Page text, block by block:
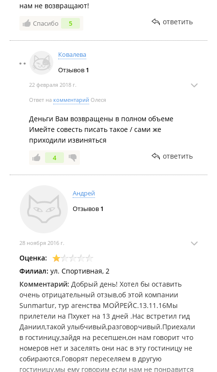
нам не возвращают!
Спасибо 5 ответить
Ковалева
Отзывов 1
22 февраля 2018 г.
Ответ на комментарий Олеся
Деньги Вам возвращены в полном объеме
Имейте совесть писать такое / сами же
приходили извиняться
4 ответить
Андрей
Отзывов 1
28 ноября 2016 г.
Оценка:
Филиал: ул. Спортивная, 2
Комментарий: Добрый день! Хотел бы оставить
очень отрицательный отзыв,об этой компании
Sunmartur, тур агенства МОЙРЕЙС.13.11.16Мы
прилетели на Пхукет на 13 дней .Нас встретил гид
Даниил,такой улыбчивый,разговорчивый.Приехали
в гостиницу,зайдя на ресепшен,он нам говорит что
номеров нет и заселять они нас в эту гостиницу не
собираются.Говорят переселяем в другую
гостиницу,мы ему говорим если нам не понравится